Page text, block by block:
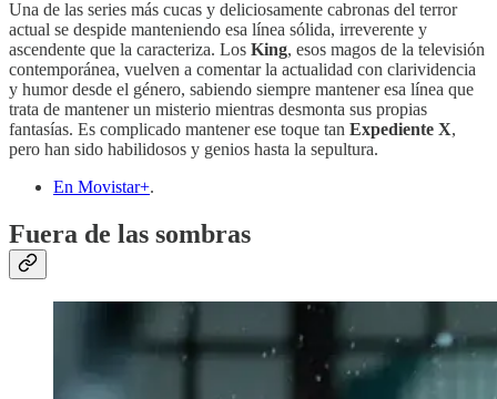
Una de las series más cucas y deliciosamente cabronas del terror
actual se despide manteniendo esa línea sólida, irreverente y
ascendente que la caracteriza. Los King, esos magos de la televisión
contemporánea, vuelven a comentar la actualidad con clarividencia
y humor desde el género, sabiendo siempre mantener esa línea que
trata de mantener un misterio mientras desmonta sus propias
fantasías. Es complicado mantener ese toque tan Expediente X,
pero han sido habilidosos y genios hasta la sepultura.
En Movistar+.
Fuera de las sombras